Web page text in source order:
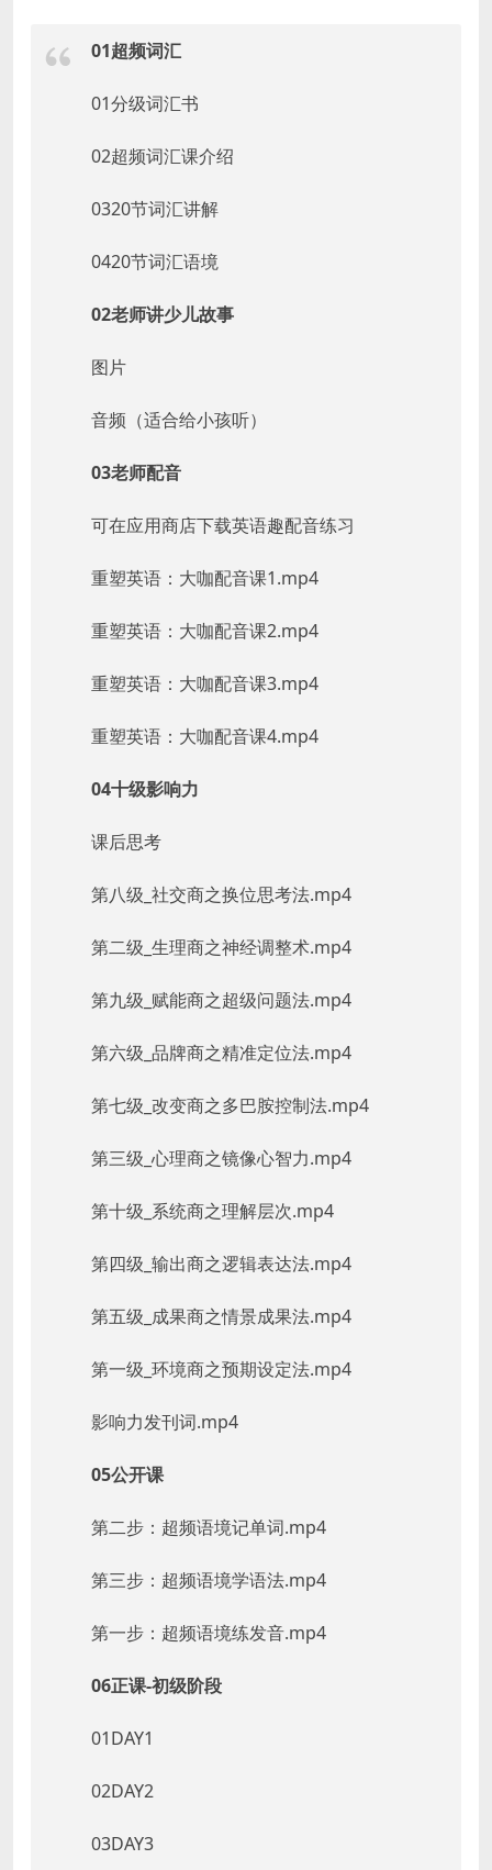
01超频词汇
01分级词汇书
02超频词汇课介绍
0320节词汇讲解
0420节词汇语境
02老师讲少儿故事
图片
音频（适合给小孩听）
03老师配音
可在应用商店下载英语趣配音练习
重塑英语：大咖配音课1.mp4
重塑英语：大咖配音课2.mp4
重塑英语：大咖配音课3.mp4
重塑英语：大咖配音课4.mp4
04十级影响力
课后思考
第八级_社交商之换位思考法.mp4
第二级_生理商之神经调整术.mp4
第九级_赋能商之超级问题法.mp4
第六级_品牌商之精准定位法.mp4
第七级_改变商之多巴胺控制法.mp4
第三级_心理商之镜像心智力.mp4
第十级_系统商之理解层次.mp4
第四级_输出商之逻辑表达法.mp4
第五级_成果商之情景成果法.mp4
第一级_环境商之预期设定法.mp4
影响力发刊词.mp4
05公开课
第二步：超频语境记单词.mp4
第三步：超频语境学语法.mp4
第一步：超频语境练发音.mp4
06正课-初级阶段
01DAY1
02DAY2
03DAY3